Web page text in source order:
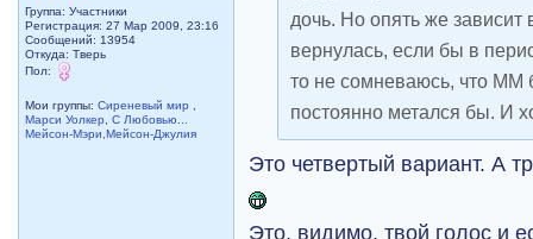
Группа: Участники
Регистрация: 27 Мар 2009, 23:16
Сообщений: 13954
Откуда: Тверь
Пол:
Мои группы:Сиреневый мир
Марси Уолкер
,С Любовью...
Мейсон-Мэри,Мейсон-Джулия
дочь. Но опять же
вернулась, если бы в
то не сомневаюсь, что
постоянно метался бы. И
Это четвертый вариант. А
Это, видимо, твой голос и